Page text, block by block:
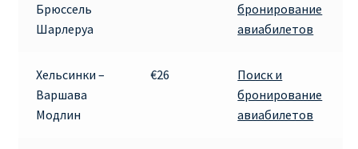
RYANAIR ПОСАДОЧНЫЙ ТАЛОН – BOARDING PASS
Ryanair Россия
RYANAIR ТЕЛЬ-АВИВ, ЭЙЛАТ, ИЗРАИЛЬ
Брюссель
Шарлеруа
бронирование
авиабилетов
Хельсинки –
Варшава
Модлин
€26
Поиск и
бронирование
авиабилетов